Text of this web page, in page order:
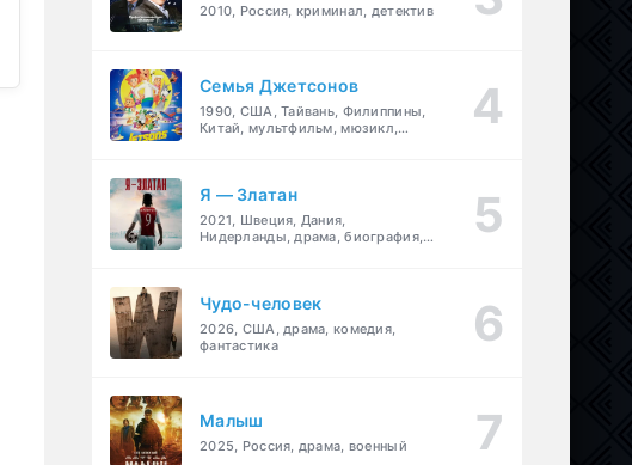
2010, Россия, криминал, детектив
Семья Джетсонов
1990, США, Тайвань, Филиппины,
Китай, мультфильм, мюзикл,
Я — Златан
2021, Швеция, Дания,
Нидерланды, драма, биография,
Чудо-человек
2026, США, драма, комедия,
фантастика
Малыш
2025, Россия, драма, военный